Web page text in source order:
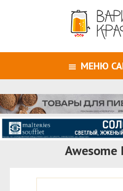
МЕНЮ
Awesome